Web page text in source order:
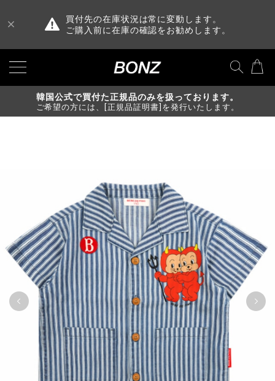
買付先の在庫状況は常に変動します。
ご購入前に在庫の確認をお勧めします。
韓国公式で買付た正規品のみを扱っております。
ご希望の方には、[正規品証明書]を発行いたします。